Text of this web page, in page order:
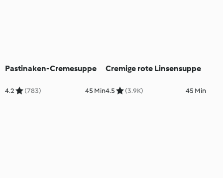
Pastinaken-Cremesuppe
4.2 (783) 45 Min
Cremige rote Linsensuppe
4.5 (3.9K) 45 Min